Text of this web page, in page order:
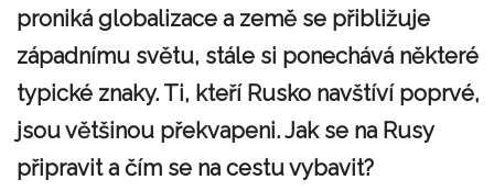
proniká globalizace a země se přibližuje
západnímu světu, stále si ponechává některé
typické znaky. Ti, kteří Rusko navštíví poprvé,
jsou většinou překvapeni. Jak se na Rusy
připravit a čím se na cestu vybavit?